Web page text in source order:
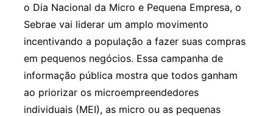
o Dia Nacional da Micro e Pequena Empresa, o
Sebrae vai liderar um amplo movimento
incentivando a população a fazer suas compras
em pequenos negócios. Essa campanha de
informação pública mostra que todos ganham
ao priorizar os microempreendedores
individuais (MEI), as micro ou as pequenas